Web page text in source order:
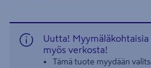
Uutta!
myös verkosta!
Tämä tuote myydään